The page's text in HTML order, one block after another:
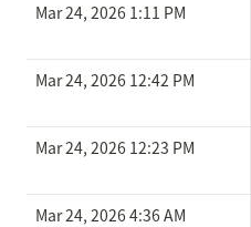
Mar 24, 2026 1:11 PM
Mar 24, 2026 12:42 PM
Mar 24, 2026 12:23 PM
Mar 24, 2026 4:36 AM